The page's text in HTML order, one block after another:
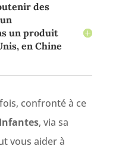
des
un produit
en Chine
confronté à ce
, via sa
vous aider à